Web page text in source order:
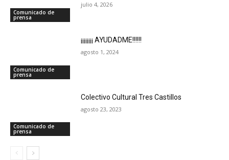
Comunicado de
prensa
julio 4, 2026
Comunicado de
prensa
¡¡¡¡¡¡¡¡ AYUDADME!!!!!!
agosto 1, 2024
Comunicado de
prensa
Colectivo Cultural Tres Castillos
agosto 23, 2023